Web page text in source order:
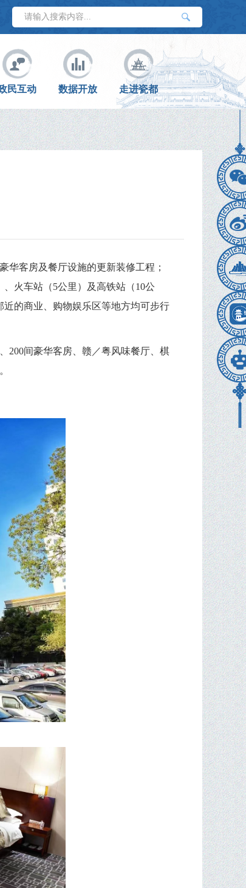
民互动 数据开放 走进瓷都
华客房及餐厅设施的更新装修工程 ；
、火车站 （5公里 ） 及高铁站 （10公
的商业、购物娱乐区等地方均可步行
200间豪华客房、赣 ／粤风味餐厅、棋